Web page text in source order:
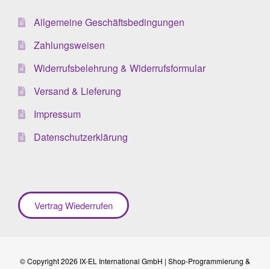
Allgemeine Geschäftsbedingungen
Zahlungsweisen
Widerrufsbelehrung & Widerrufsformular
Versand & Lieferung
Impressum
Datenschutzerklärung
Vertrag Wiederrufen
© Copyright 2026 IX-EL International GmbH | Shop-Programmierung &